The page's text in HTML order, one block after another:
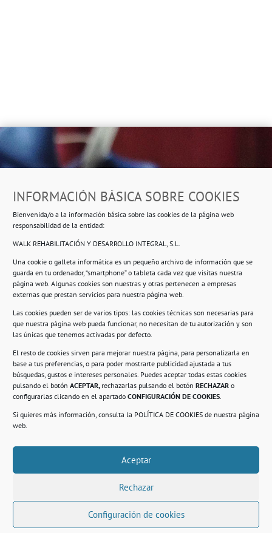
INFORMACIÓN BÁSICA SOBRE COOKIES
Bienvenida/o a la información básica sobre las cookies de la página web
responsabilidad de la entidad:
WALK REHABILITACIÓN Y DESARROLLO INTEGRAL, S.L.
Una cookie o galleta informática es un pequeño archivo de información que se
guarda en tu ordenador, “smartphone” o tableta cada vez que visitas nuestra
página web. Algunas cookies son nuestras y otras pertenecen a empresas
externas que prestan servicios para nuestra página web.
Las cookies pueden ser de varios tipos: las cookies técnicas son necesarias para
que nuestra página web pueda funcionar, no necesitan de tu autorización y son
las únicas que tenemos activadas por defecto.
El resto de cookies sirven para mejorar nuestra página, para personalizarla en
base a tus preferencias, o para poder mostrarte publicidad ajustada a tus
búsquedas, gustos e intereses personales. Puedes aceptar todas estas cookies
pulsando el botón ACEPTAR, rechazarlas pulsando el botón RECHAZAR o
configurarlas clicando en el apartado CONFIGURACIÓN DE COOKIES.
Si quieres más información, consulta la POLÍTICA DE COOKIES de nuestra página
web.
Aceptar
Rechazar
Configuración de cookies
Ropero Solidario de Usera
Beasáin 25-33posterior, local 3 – 28041 Madrid
Información
Compromiso con la protección de datos
Política de Cookies.
© 2021. Realizado en el Centro de Rehabilitación